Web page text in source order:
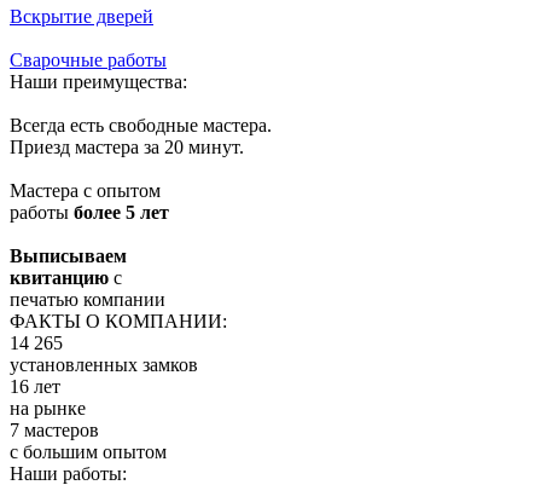
Вскрытие дверей
Сварочные работы
Наши преимущества:
Всегда есть свободные мастера.
Приезд мастера за 20 минут.
Мастера с опытом
работы более 5 лет
Выписываем
квитанцию с
печатью компании
ФАКТЫ О КОМПАНИИ:
14 265
установленных замков
16 лет
на рынке
7 мастеров
с большим опытом
Наши работы: